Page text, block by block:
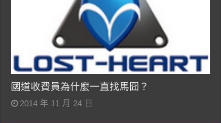
國道收費員為什麼一直找馬囧？
2014 年 11 月 24 日